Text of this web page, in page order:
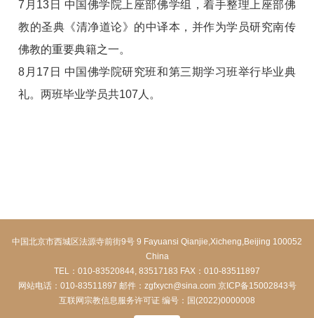
7月13日 中国佛学院上座部佛学组，着手整理上座部佛
教的圣典《清净道论》的中译本，并作为学员研究南传
佛教的重要典籍之一。
8月17日 中国佛学院研究班和第三期学习班举行毕业典
礼。两班毕业学员共107人。
中国北京市西城区法源寺前街9号 9 Fayuansi Qianjie,Xicheng,Beijing 100052
China
TEL：010-83520844, 83517183 FAX：010-83511897
网站电话：010-83511897 邮件：zgfxycn@sina.com 京ICP备15002843号
互联网宗教信息服务许可证 编号：国(2022)0000008